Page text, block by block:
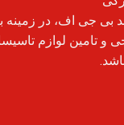
بی جی اف، در زمینه
و تامین لوازم